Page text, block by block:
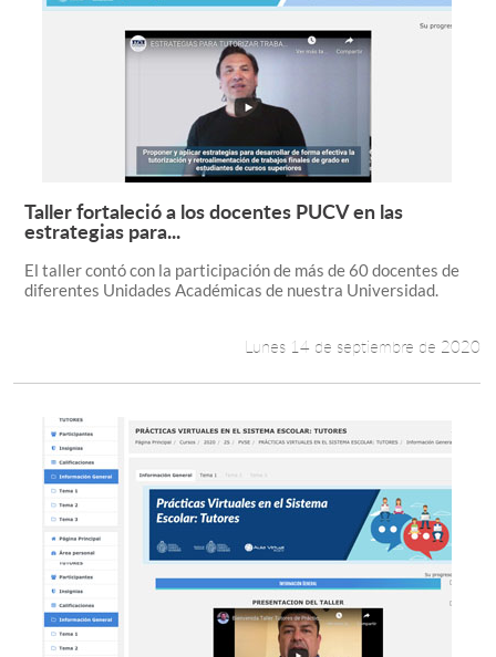
Leer más +
Taller fortaleció a los docentes PUCV en las
estrategias para...
El taller contó con la participación de más de 60 docentes de
diferentes Unidades Académicas de nuestra Universidad.
Lunes 14 de septiembre de 2020